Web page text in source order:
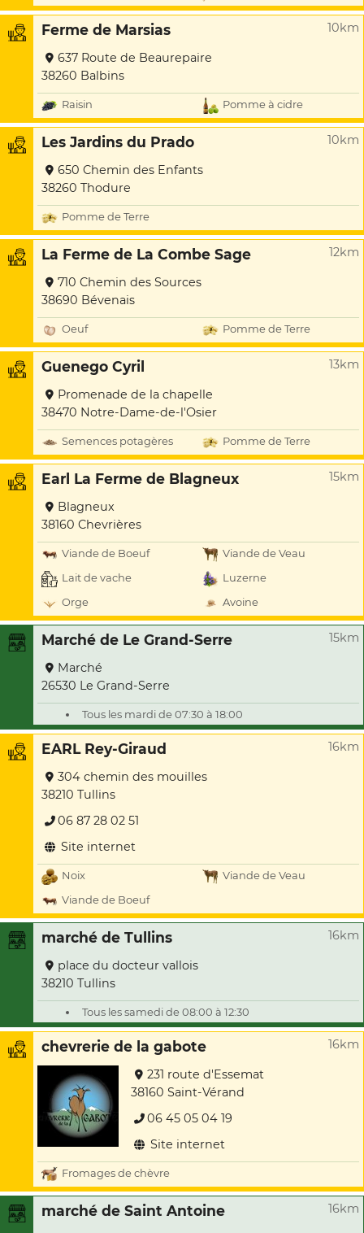
Ferme de Marsias 10km
637 Route de Beaurepaire
38260 Balbins
Raisin Pomme à cidre
Les Jardins du Prado 10km
650 Chemin des Enfants
38260 Thodure
Pomme de Terre
La Ferme de La Combe Sage 12km
710 Chemin des Sources
38690 Bévenais
Oeuf Pomme de Terre
Guenego Cyril 13km
Promenade de la chapelle
38470 Notre-Dame-de-l'Osier
Semences potagères Pomme de Terre
Earl La Ferme de Blagneux 15km
Blagneux
38160 Chevrières
Viande de Boeuf
Viande de Veau
Lait de vache
Luzerne
Orge
Avoine
Marché de Le Grand-Serre 15km
Marché
26530 Le Grand-Serre
Tous les mardi de 07:30 à 18:00
EARL Rey-Giraud 16km
304 chemin des mouilles
38210 Tullins
06 87 28 02 51
Site internet
Noix
Viande de Veau
Viande de Boeuf
marché de Tullins 16km
place du docteur vallois
38210 Tullins
Tous les samedi de 08:00 à 12:30
chevrerie de la gabote 16km
231 route d'Essemat
38160 Saint-Vérand
06 45 05 04 19
Site internet
Fromages de chèvre
marché de Saint Antoine 16km